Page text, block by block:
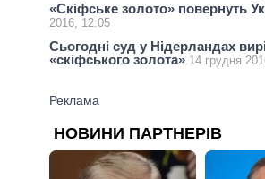
«Скіфське золото» повернуть
2016, 12:05
Сьогодні суд у Нідерландах
«скіфського золота» 14 грудня